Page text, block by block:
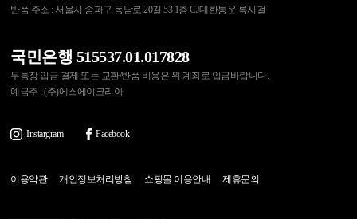
반품 주소 : 서울시 송파구 동남로 20길 53 1층 CJ대한통운 록시걸
국민은행 515537.01.017828
무통장 입금 결제 또는 교환/반품 비용은 위 계좌로 입금바랍니다.
예금주 : (주)에스에이코리아
Instargram Facebook
이용약관 개인정보처리방침 쇼핑몰 이용안내 제휴문의